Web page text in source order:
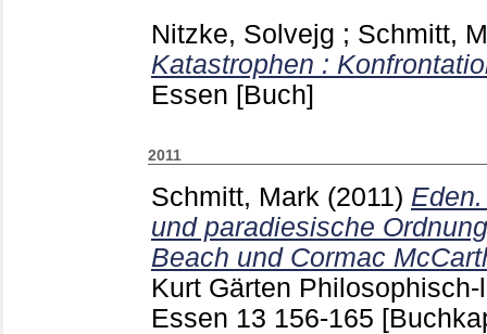
Nitzke, Solvejg ; Schmitt,
Katastrophen :
Essen [Buch]
2011
Schmitt, Mark (2011)
und paradiesische
Beach und Cormac
Kurt Gärten
Essen 13 156-165